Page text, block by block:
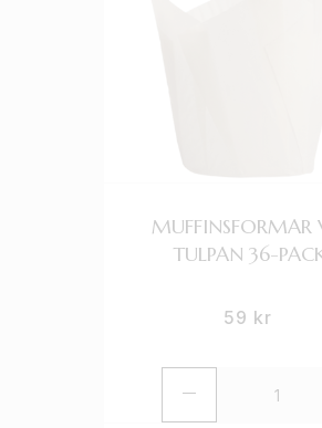
MUFFINSFORMAR
TULPAN 36-
59 kr